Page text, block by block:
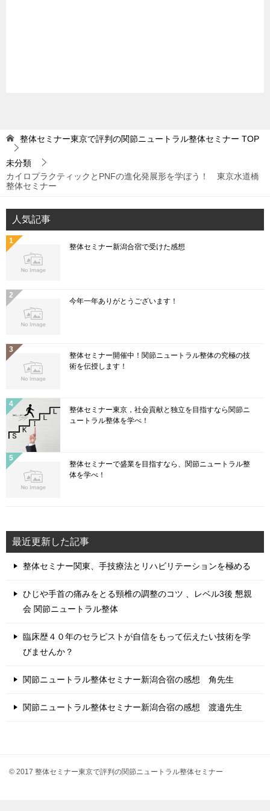
整体セミナー東京で評判の関節ニュートラル整体セミナー TOP
未分類
カイロプラクティックとPNFの進化発展形を学ぼう！ 東京水道橋
整体セミナー
人気記事
整体セミナー新潟合宿で受けた感想
今年一年ありがとうございます！
整体セミナー開催中！関節ニュートラル整体の究極の技
術を伝授します！
整体セミナー東京，社会貢献と独立を目指すなら関節ニ
ュートラル整体を学べ！
整体セミナーで盛業を目指すなら、関節ニュートラル整
体を学べ！
最近更新した記事
整体セミナー関東、手技療法とリハビリテーションを極める
ひじや手首の痛みをとる頸椎の調整のコツ 、レベル3後 懇親
会 関節ニュートラル整体
臨床歴４０年のセラピストが自信をもって伝えたい技術を学
びませんか？
関節ニュートラル整体セミナー新潟合宿の感想 角先生
関節ニュートラル整体セミナー新潟合宿の感想 渡邉先生
© 2017 整体セミナー東京で評判の関節ニュートラル整体セミナー